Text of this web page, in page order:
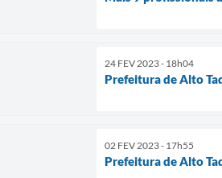
24 FEV 2023 - 18h04
Prefeitura de Alto
02 FEV 2023 - 17h55
Prefeitura de Alto